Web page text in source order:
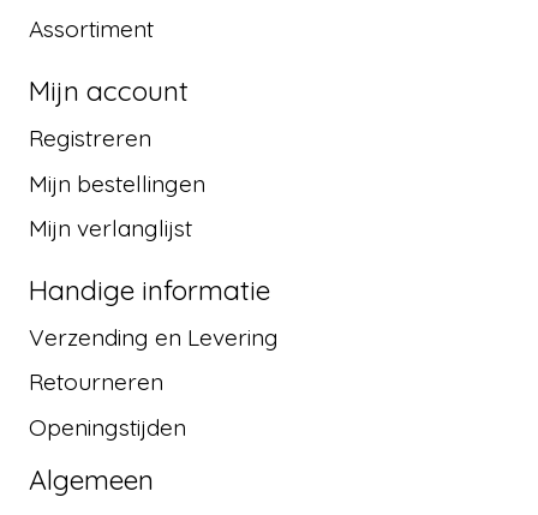
Assortiment
Mijn account
Registreren
Mijn bestellingen
Mijn verlanglijst
Handige informatie
Verzending en Levering
Retourneren
Openingstijden
Algemeen